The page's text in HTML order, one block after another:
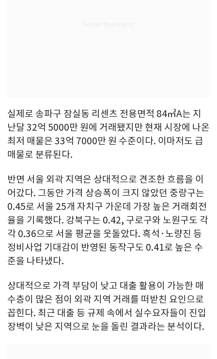
실제로 송파구 잠실동 리센츠 전용면적 84㎡A는 지
난달 32억 5000만 원에 거래됐지만 현재 시장에 나온
최저 매물은 33억 7000만 원 수준이다. 이마저도 급
매물로 분류된다.
반면 서울 외곽 지역은 상대적으로 견조한 흐름을 이
어갔다. 그동안 가격 상승폭이 크지 않았던 중랑구는
0.45로 서울 25개 자치구 가운데 가장 높은 거래회전
율을 기록했다. 강북구는 0.42, 구로구와 노원구도 각
각 0.36으로 서울 평균을 웃돌았다. 흑석·노량진 등
정비사업 기대감이 반영된 동작구도 0.41로 높은 수
준을 나타냈다.
상대적으로 가격 부담이 낮고 대출 활용이 가능한 매
수층이 많은 점이 외곽 지역 거래를 떠받친 요인으로
꼽힌다. 최근 대출 등 규제 속에서 실수요자들이 진입
장벽이 낮은 지역으로 눈을 돌린 결과라는 분석이다.